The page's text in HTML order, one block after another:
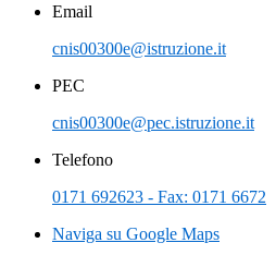
Email
cnis00300e@istruzione.it
PEC
cnis00300e@pec.istruzione.it
Telefono
0171 692623 - Fax: 0171 6672
Naviga su Google Maps